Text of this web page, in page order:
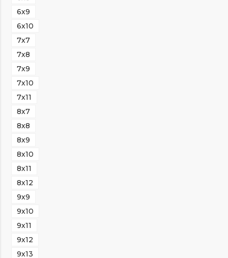
6х9
6х10
7х7
7х8
7х9
7х10
7х11
8х7
8х8
8х9
8х10
8х11
8х12
9х9
9х10
9х11
9х12
9х13